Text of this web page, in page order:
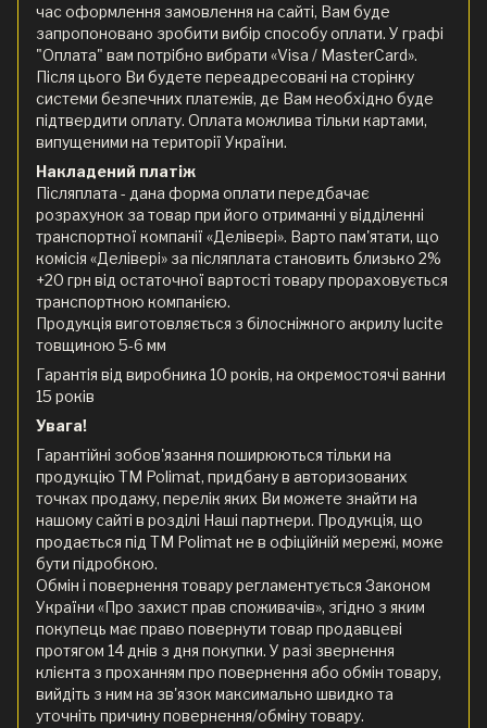
час оформлення замовлення на сайті, Вам буде
запропоновано зробити вибір способу оплати. У графі
"Оплата" вам потрібно вибрати «Visa / MasterCard».
Після цього Ви будете переадресовані на сторінку
системи безпечних платежів, де Вам необхідно буде
підтвердити оплату. Оплата можлива тільки картами,
випущеними на території України.
Накладений платіж
Післяплата - дана форма оплати передбачає
розрахунок за товар при його отриманні у відділенні
транспортної компанії «Делівері». Варто пам'ятати, що
комісія «Делівері» за післяплата становить близько 2%
+20 грн від остаточної вартості товару прораховується
транспортною компанією.
Продукція виготовляється з білосніжного акрилу lucite
товщиною 5-6 мм
Гарантія від виробника 10 років, на окремостоячі ванни
15 років
Увага!
Гарантійні зобов'язання поширюються тільки на
продукцію ТМ Polimat, придбану в авторизованих
точках продажу, перелік яких Ви можете знайти на
нашому сайті в розділі Наші партнери. Продукція, що
продається під ТМ Polimat не в офіційній мережі, може
бути підробкою.
Обмін і повернення товару регламентується Законом
України «Про захист прав споживачів», згідно з яким
покупець має право повернути товар продавцеві
протягом 14 днів з дня покупки. У разі звернення
клієнта з проханням про повернення або обмін товару,
вийдіть з ним на зв'язок максимально швидко та
уточніть причину повернення/обміну товару.